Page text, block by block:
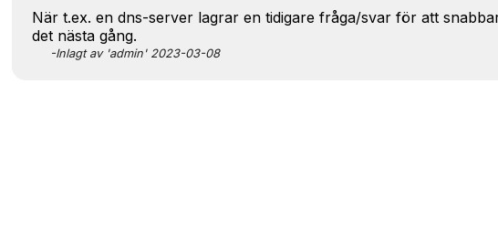
När t.ex. en dns-server lagrar en tidigare fråga/svar för att
det nästa gång.
-Inlagt av 'admin' 2023-03-08